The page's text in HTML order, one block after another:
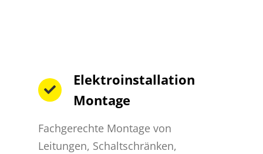
Elektroinstallation
Montage
Fachgerechte Montage von
Leitungen, Schaltschränken,